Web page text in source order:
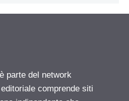
parte del network
comprende siti